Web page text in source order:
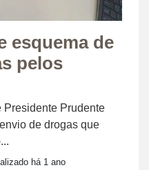
esquema de
pelos
Prudente
de drogas que
há 1 ano